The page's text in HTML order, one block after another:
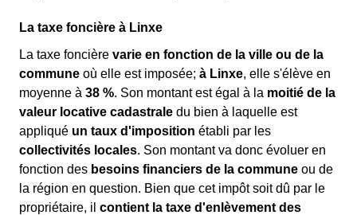
La taxe foncière à Linxe
La taxe foncière varie en fonction de la ville ou de la
commune où elle est imposée; à Linxe, elle s'élève en
moyenne à 38 %. Son montant est égal à la moitié de la
valeur locative cadastrale du bien à laquelle est
appliqué un taux d'imposition établi par les
collectivités locales. Son montant va donc évoluer en
fonction des besoins financiers de la commune ou de
la région en question. Bien que cet impôt soit dû par le
propriétaire, il contient la taxe d'enlèvement des